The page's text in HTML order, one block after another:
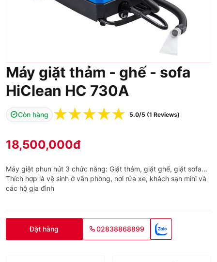
Máy giặt thảm - ghế - sofa
HiClean HC 730A
Còn hàng ☆
☆
☆
☆
☆ 5.0/5 (1 Reviews)
18,500,000đ
Máy giặt phun hút 3 chức năng: Giặt thảm, giặt ghế, giặt sofa…
Thích hợp là vệ sinh ở văn phòng, nơi rửa xe, khách sạn mini và
các hộ gia đình
Đặt hàng 02838868899